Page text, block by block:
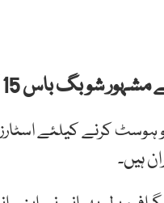
میزبانی کیلئے اداکار سلمان خان350 کروڑ روپے معاوضہ لیں گے۔
کرنے کیلئے اسٹارز
ہیں۔